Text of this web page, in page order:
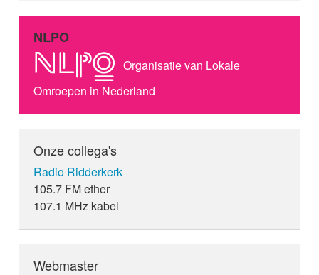
NLPO
Organisatie van Lokale
Omroepen in Nederland
Onze collega's
Radio Ridderkerk
105.7 FM ether
107.1 MHz kabel
Webmaster